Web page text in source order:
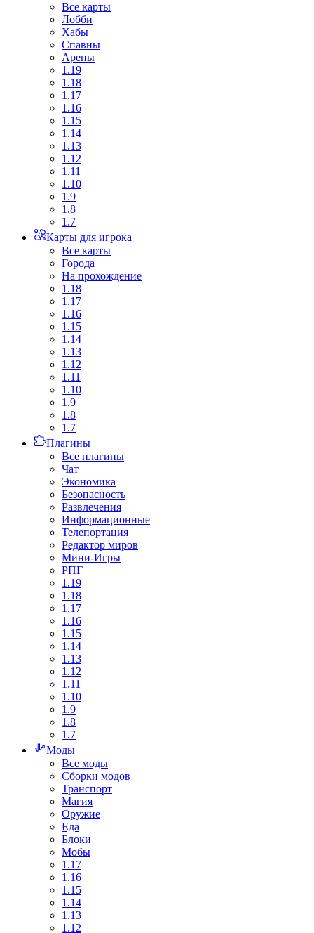
Все карты
Лобби
Хабы
Спавны
Арены
1.19
1.18
1.17
1.16
1.15
1.14
1.13
1.12
1.11
1.10
1.9
1.8
1.7
Карты для игрока
Все карты
Города
На прохождение
1.18
1.17
1.16
1.15
1.14
1.13
1.12
1.11
1.10
1.9
1.8
1.7
Плагины
Все плагины
Чат
Экономика
Безопасность
Развлечения
Информационные
Телепортация
Редактор миров
Мини-Игры
РПГ
1.19
1.18
1.17
1.16
1.15
1.14
1.13
1.12
1.11
1.10
1.9
1.8
1.7
Моды
Все моды
Сборки модов
Транспорт
Магия
Оружие
Еда
Блоки
Мобы
1.17
1.16
1.15
1.14
1.13
1.12